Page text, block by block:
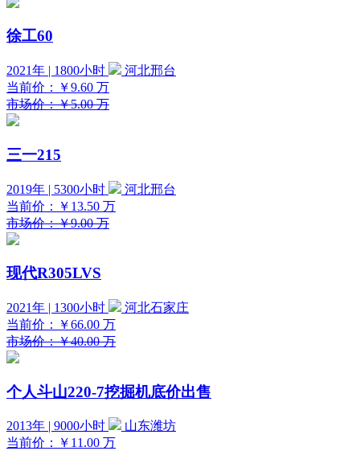
徐工60
2021年 | 1800小时
河北邢台
当前价：
￥9.60 万
市场价：￥5.00 万
三一215
2019年 | 5300小时
河北邢台
当前价：
￥13.50 万
市场价：￥9.00 万
现代R305LVS
2021年 | 1300小时
河北石家庄
当前价：
￥66.00 万
市场价：￥40.00 万
个人斗山220-7挖掘机底价出售
2013年 | 9000小时
山东潍坊
当前价：
￥11.00 万